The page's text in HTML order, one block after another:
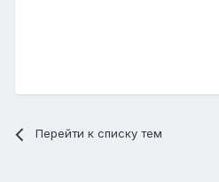
Перейти к списку тем